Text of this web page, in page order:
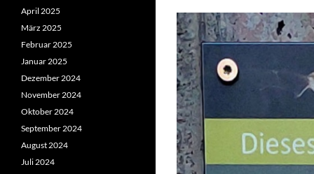
April 2025
März 2025
Februar 2025
Januar 2025
Dezember 2024
November 2024
Oktober 2024
September 2024
August 2024
Juli 2024